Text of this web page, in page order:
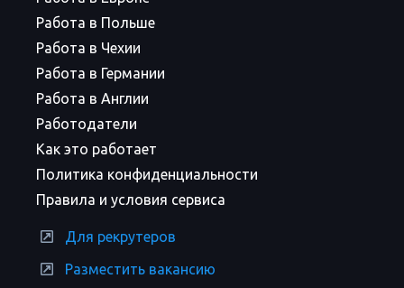
Работа в Польше
Работа в Чехии
Работа в Германии
Работа в Англии
Работодатели
Как это работает
Политика конфиденциальности
Правила и условия сервиса
Для рекрутеров
Разместить вакансию